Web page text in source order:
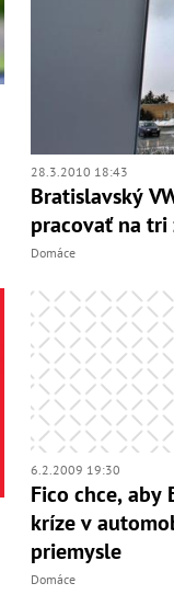
28.3.2010 18:43
Bratislavský
pracovať na tri
Domáce
6.2.2009 19:30
Fico chce, aby
kríze v
priemysle
Domáce